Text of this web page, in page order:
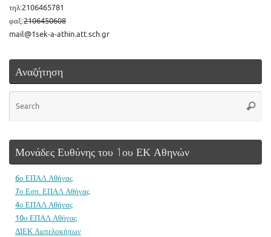
τηλ:2106465781
φαξ:2106450608
mail@1sek-a-athin.att.sch.gr
Αναζήτηση
Μονάδες Ευθύνης του 1ου ΕΚ Αθηνών
6ο ΕΠΑΛ Αθήνας
7ο Εσπ. ΕΠΑΛ Αθήνας
4ο ΕΠΑΛ Αθήνας
10ο ΕΠΑΛ Αθήνας
ΔΙΕΚ Αμπελοκήπων